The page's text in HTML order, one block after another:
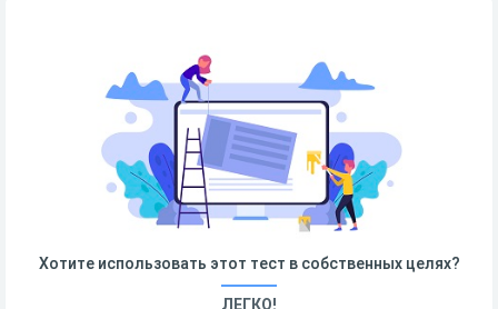
Хотите использовать этот тест в собственных целях?
ЛЕГКО!